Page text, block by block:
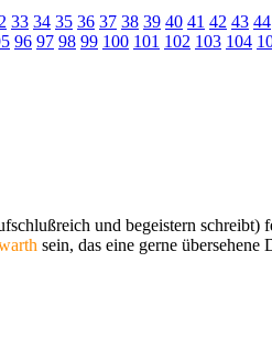
33 34 35 36 37 38 39 40 41 42 43 44
96 97 98 99 100 101 102 103 104
und begeistern
sein, das eine gerne